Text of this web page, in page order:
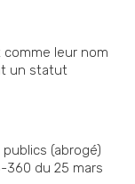
leur nom
un statut
publics (abrogé)
360 du 25 mars